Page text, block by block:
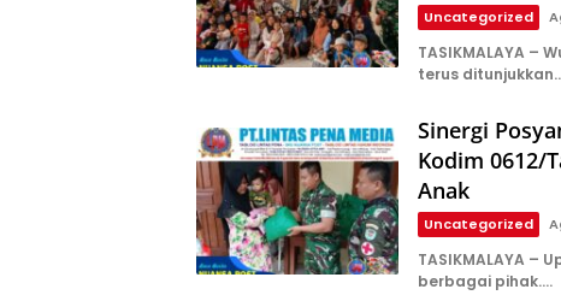
Uncategorized
TASIKMALAYA –
terus
Sinergi
Kodim 0612/
Anak
Uncategorized
TASIKMALAYA –
berbagai pihak….